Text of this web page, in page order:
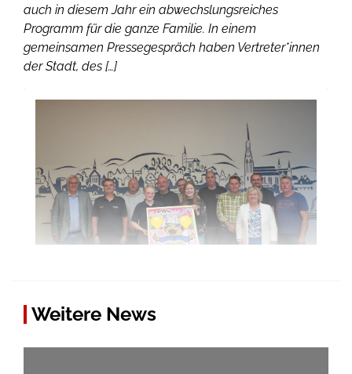
auch in diesem Jahr ein abwechslungsreiches
Programm für die ganze Familie. In einem
gemeinsamen Pressegespräch haben Vertreter*innen
der Stadt, des […]
Weitere News